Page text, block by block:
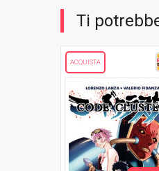
Ti
ACQUISTA